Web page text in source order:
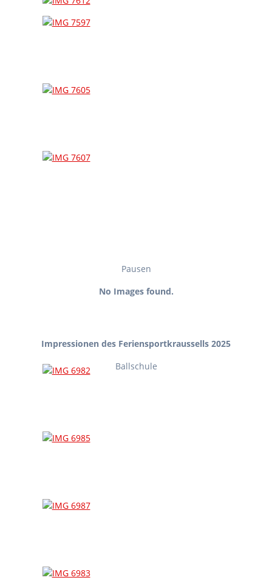
Pausen
No Images found.
Impressionen des Feriensportkraussells 2025
Ballschule